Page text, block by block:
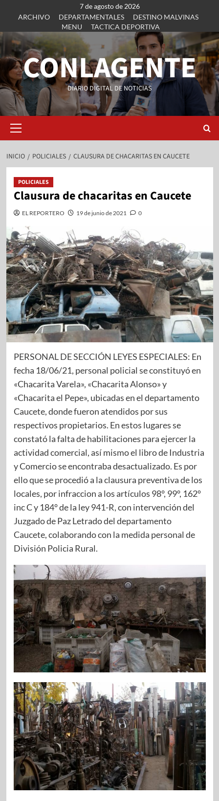
7 de agosto de 2026
ARCHIVO
DEPARTAMENTALES
DESTINO MALVINAS
MENU
TACTICA DEPORTIVA
CONLAGENTE
DIARIO DIGITAL DE NOTICIAS
INICIO POLICIALES CLAUSURA DE CHACARITAS EN CAUCETE
POLICIALES
Clausura de chacaritas en Caucete
EL REPORTERO 19 de junio de 2021 0
PERSONAL DE SECCIÓN LEYES ESPECIALES: En
fecha 18/06/21, personal policial se constituyó en
«Chacarita Varela», «Chacarita Alonso» y
«Chacarita el Pepe», ubicadas en el departamento
Caucete, donde fueron atendidos por sus
respectivos propietarios. En estos lugares se
constató la falta de habilitaciones para ejercer la
actividad comercial, así mismo el libro de Industria
y Comercio se encontraba desactualizado. Es por
ello que se procedió a la clausura preventiva de los
locales, por infraccion a los artículos 98°, 99°, 162°
inc C y 184° de la ley 941-R, con intervención del
Juzgado de Paz Letrado del departamento
Caucete, colaborando con la medida personal de
División Policia Rural.